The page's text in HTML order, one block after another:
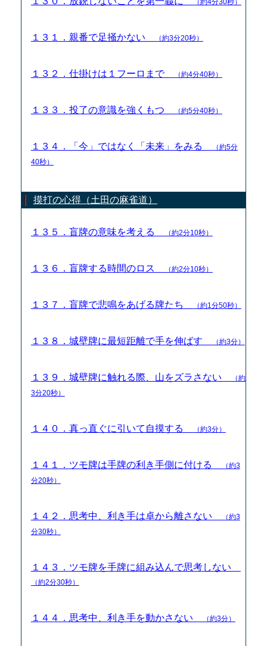
１３１．親番で足掻かない （約3分20秒）
１３２．仕掛けは１フーロまで （約4分40秒）
１３３．投了の意識を強くもつ （約5分40秒）
１３４．「今」ではなく「未来」をみる
（約5分
40秒）
摸打の心得（土田の麻雀道）
１３５．盲牌の意味を考える （約2分10秒）
１３６．盲牌する時間のロス （約2分10秒）
１３７．盲牌で悲鳴をあげる牌たち （約1分50秒）
１３８．城壁牌に最短距離で手を伸ばす （約3分）
１３９．城壁牌に触れる際、山をズラさない
（約
3分20秒）
１４０．真っ直ぐに引いて自摸する （約3分）
１４１．ツモ牌は手牌の利き手側に付ける
（約3
分20秒）
１４２．思考中、利き手は卓から離さない
（約3
分30秒）
１４３．ツモ牌を手牌に組み込んで思考しない
（約2分30秒）
１４４．思考中、利き手を動かさない （約3分）